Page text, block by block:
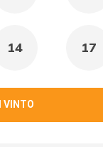
14 17
VINTO